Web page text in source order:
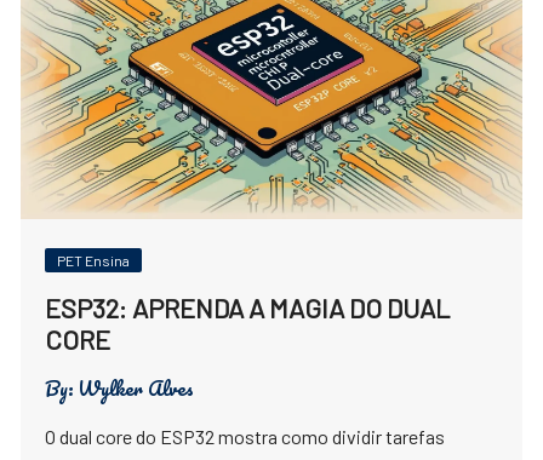
PET Ensina
ESP32: APRENDA A MAGIA DO DUAL
CORE
By: Wylker Alves
O dual core do ESP32 mostra como dividir tarefas